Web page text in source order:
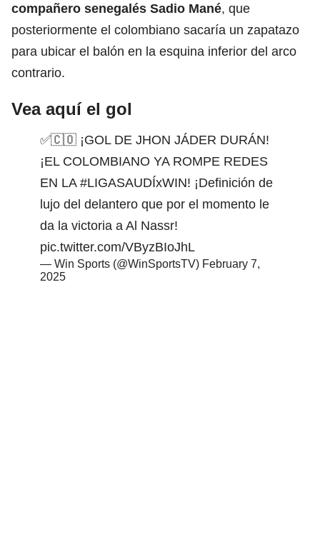
compañero senegalés Sadio Mané, que
posteriormente el colombiano sacaría un zapatazo
para ubicar el balón en la esquina inferior del arco
contrario.
Vea aquí el gol
✅🇨🇴 ¡GOL DE JHON JÁDER DURÁN!
¡EL COLOMBIANO YA ROMPE REDES
EN LA #LIGASAUDÍxWIN! ¡Definición de
lujo del delantero que por el momento le
da la victoria a Al Nassr!
pic.twitter.com/VByzBIoJhL
— Win Sports (@WinSportsTV) February 7,
2025